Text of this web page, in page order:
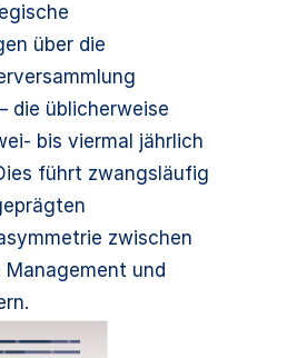
über die
die üblicherweise
bis viermal jährlich
führt zwangsläufig
zwischen
und